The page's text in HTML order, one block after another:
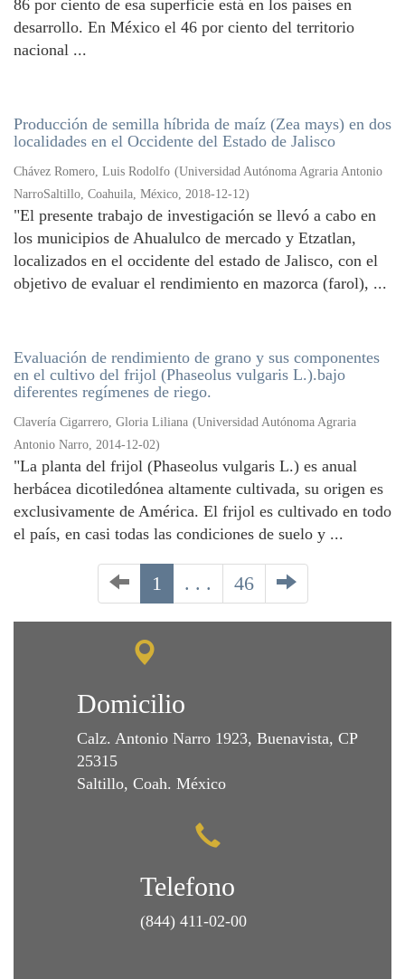
86 por ciento de esa superficie está en los países en
desarrollo. En México el 46 por ciento del territorio
nacional ...
Producción de semilla híbrida de maíz (Zea mays) en dos
localidades en el Occidente del Estado de Jalisco
Chávez Romero, Luis Rodolfo (Universidad Autónoma Agraria Antonio
NarroSaltillo, Coahuila, México, 2018-12-12)
"El presente trabajo de investigación se llevó a cabo en
los municipios de Ahualulco de mercado y Etzatlan,
localizados en el occidente del estado de Jalisco, con el
objetivo de evaluar el rendimiento en mazorca (farol), ...
Evaluación de rendimiento de grano y sus componentes
en el cultivo del frijol (Phaseolus vulgaris L.).bajo
diferentes regímenes de riego.
Clavería Cigarrero, Gloria Liliana (Universidad Autónoma Agraria
Antonio Narro, 2014-12-02)
"La planta del frijol (Phaseolus vulgaris L.) es anual
herbácea dicotiledónea altamente cultivada, su origen es
exclusivamente de América. El frijol es cultivado en todo
el país, en casi todas las condiciones de suelo y ...
1 . . . 46
Domicilio
Calz. Antonio Narro 1923, Buenavista, CP
25315
Saltillo, Coah. México
Telefono
(844) 411-02-00